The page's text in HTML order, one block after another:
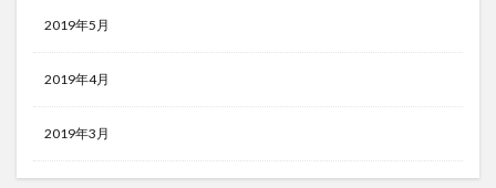
2019年5月
2019年4月
2019年3月